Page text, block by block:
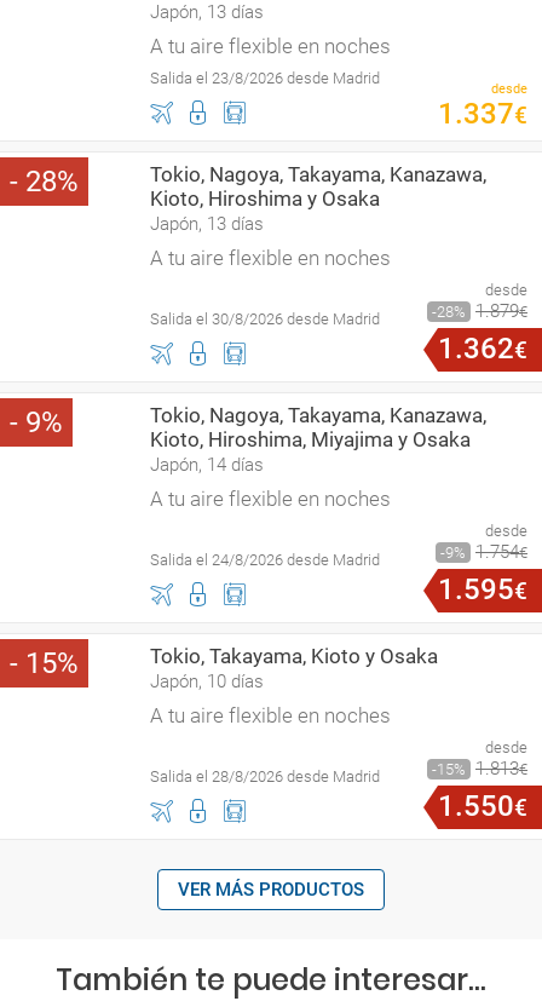
Japón, 13 días
A tu aire flexible en noches
Salida el 23/8/2026 desde Madrid
desde
1 .337€
28
Tokio, Nagoya, Takayama, Kanazawa,
Kioto, Hiroshima y Osaka
Japón, 13 días
A tu aire flexible en noches
Salida el 30/8/2026 desde Madrid
desde
28
1.879€
1 .362€
9
Tokio, Nagoya, Takayama, Kanazawa,
Kioto, Hiroshima, Miyajima y Osaka
Japón, 14 días
A tu aire flexible en noches
Salida el 24/8/2026 desde Madrid
desde
9
1.754€
1 .595€
15 Tokio, Takayama, Kioto y Osaka
Japón, 10 días
A tu aire flexible en noches
Salida el 28/8/2026 desde Madrid
desde
15
1.813€
1 .550€
VER MÁS PRODUCTOS
También te puede interesar...